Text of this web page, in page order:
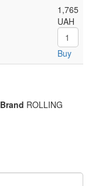
1,765
UAH
Buy
Brand ROLLING